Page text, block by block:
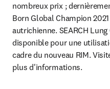
nombreux prix ;
Born Global Champion
autrichienne. SEARCH
disponible pour une
cadre du nouveau RIM.
plus d'informations.